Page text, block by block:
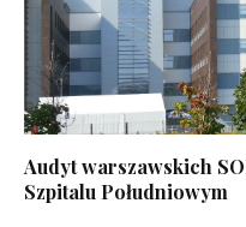
Audyt warszawskich
Szpitalu Południowym